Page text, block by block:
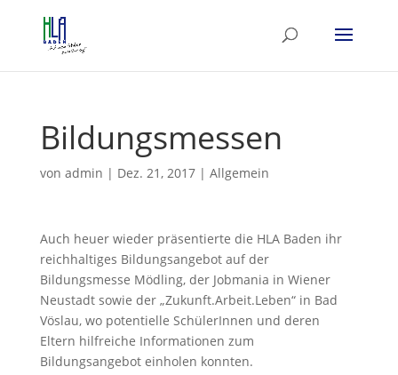
Bildungsmessen
von admin | Dez. 21, 2017| Allgemein
Auch heuer wieder präsentierte die HLA Baden ihr
reichhaltiges Bildungsangebot auf der
Bildungsmesse Mödling, der Jobmania in Wiener
Neustadt sowie der „Zukunft.Arbeit.Leben“ in Bad
Vöslau, wo potentielle SchülerInnen und deren
Eltern hilfreiche Informationen zum
Bildungsangebot einholen konnten.